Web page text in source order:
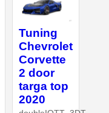
Tuning
Chevrolet
Corvette
2 door
targa top
2020